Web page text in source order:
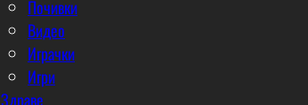
Почивки
Видео
Играчки
Игри
Здраве